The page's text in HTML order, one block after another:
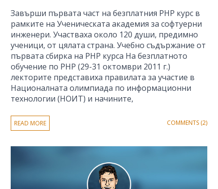
Завърши първата част на безплатния PHP курс в
рамките на Ученическата академия за софтуерни
инженери. Участваха около 120 души, предимно
ученици, от цялата страна. Учебно съдържание от
първата сбирка на PHP курса На безплатното
обучение по PHP (29-31 октомври 2011 г.)
лекторите представиха правилата за участие в
Националната олимпиада по информационни
технологии (НОИТ) и начините,
READ MORE COMMENTS (2)